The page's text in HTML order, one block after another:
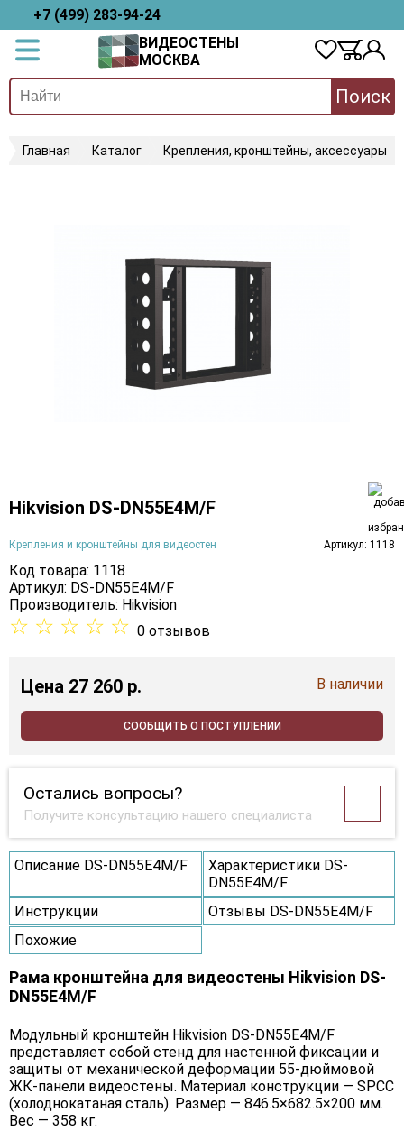
+7 (499) 283-94-24
ВИДЕОСТЕНЫ
МОСКВА
Поиск
Главная Каталог Крепления, кронштейны, аксессуары
Hikvision DS-DN55E4M/F
Крепления и кронштейны для видеостен Артикул: 1118
Код товара: 1118
Артикул: DS-DN55E4M/F
Производитель: Hikvision
☆ ☆ ☆ ☆ ☆ 0 отзывов
Цена 27 260 p. В наличии
СООБЩИТЬ О ПОСТУПЛЕНИИ
Остались вопросы?
Получите консультацию нашего специалиста
Описание DS-DN55E4M/F
Характеристики DS-
DN55E4M/F
Инструкции
Отзывы DS-DN55E4M/F
Похожие
Рама кронштейна для видеостены Hikvision DS-
DN55E4M/F
Модульный кронштейн Hikvision DS-DN55E4M/F
представляет собой стенд для настенной фиксации и
защиты от механической деформации 55-дюймовой
ЖК-панели видеостены. Материал конструкции — SPCC
(холоднокатаная сталь). Размер — 846.5×682.5×200 мм.
Вес — 358 кг.